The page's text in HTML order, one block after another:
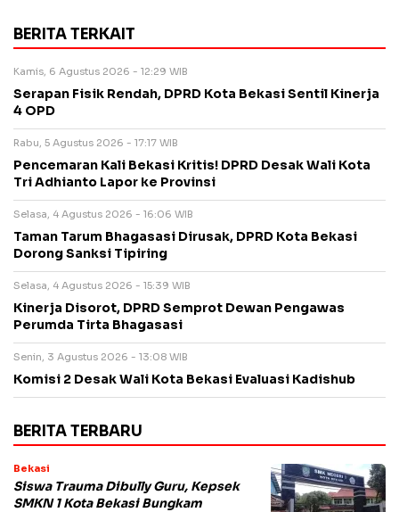
BERITA TERKAIT
Kamis, 6 Agustus 2026 - 12:29 WIB
Serapan Fisik Rendah, DPRD Kota Bekasi Sentil Kinerja
4 OPD
Rabu, 5 Agustus 2026 - 17:17 WIB
Pencemaran Kali Bekasi Kritis! DPRD Desak Wali Kota
Tri Adhianto Lapor ke Provinsi
Selasa, 4 Agustus 2026 - 16:06 WIB
Taman Tarum Bhagasasi Dirusak, DPRD Kota Bekasi
Dorong Sanksi Tipiring
Selasa, 4 Agustus 2026 - 15:39 WIB
Kinerja Disorot, DPRD Semprot Dewan Pengawas
Perumda Tirta Bhagasasi
Senin, 3 Agustus 2026 - 13:08 WIB
Komisi 2 Desak Wali Kota Bekasi Evaluasi Kadishub
BERITA TERBARU
Bekasi
Siswa Trauma Dibully Guru, Kepsek
SMKN 1 Kota Bekasi Bungkam